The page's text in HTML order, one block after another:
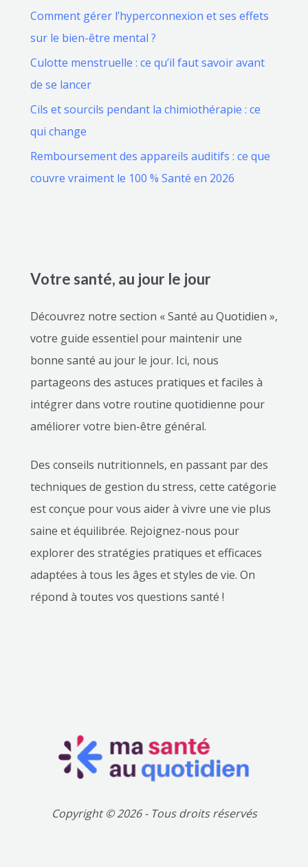
Comment gérer l’hyperconnexion et ses effets
sur le bien-être mental ?
Culotte menstruelle : ce qu’il faut savoir avant
de se lancer
Cils et sourcils pendant la chimiothérapie : ce
qui change
Remboursement des appareils auditifs : ce que
couvre vraiment le 100 % Santé en 2026
Votre santé, au jour le jour
Découvrez notre section « Santé au Quotidien »,
votre guide essentiel pour maintenir une
bonne santé au jour le jour. Ici, nous
partageons des astuces pratiques et faciles à
intégrer dans votre routine quotidienne pour
améliorer votre bien-être général.
Des conseils nutritionnels, en passant par des
techniques de gestion du stress, cette catégorie
est conçue pour vous aider à vivre une vie plus
saine et équilibrée. Rejoignez-nous pour
explorer des stratégies pratiques et efficaces
adaptées à tous les âges et styles de vie. On
répond à toutes vos questions santé !
Copyright © 2026 - Tous droits réservés